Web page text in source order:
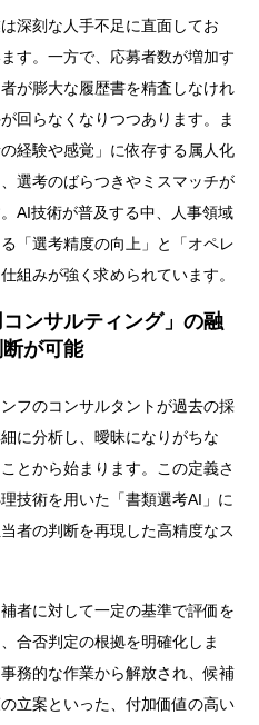
深刻な人手不足に直面してお
す。一方で、応募者数が増加す
が膨大な履歴書を精査しなけれ
回らなくなりつつあります。ま
経験や感覚」に依存する属人化
選考のばらつきやミスマッチが
AI技術が普及する中、人事領域
「選考精度の向上」と「オペレ
組みが強く求められています。
ンサルティング」の融
が可能
フのコンサルタントが過去の採
に分析し、曖昧になりがちな
とから始まります。この定義さ
技術を用いた「書類選考AI」に
者の判断を再現した高精度なス
者に対して一定の基準で評価を
合否判定の根拠を明確化しま
務的な作業から解放され、候補
立案といった、付加価値の高い